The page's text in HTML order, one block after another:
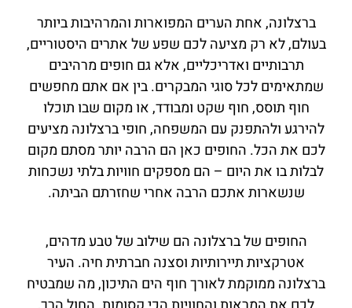
ברצלונה, אחת הערים המפוארות והמרהיבות ביותר
בעולם, לא רק מציעה לכם שפע של אתרים היסטוריים,
תרבותיים ואדריכליים, אלא גם חופים מרהיבים
שמתאימים לכל סוגי המבקרים. בין אם אתם מחפשים
חוף תוסס, חוף שקט ומבודד, או מקום שבו תוכלו
להירגע ולהתפנק עם המשפחה, חופי ברצלונה מציעים
לכם את הכל. החופים כאן הם הרבה יותר מסתם מקום
לבלות בו את היום – הם מספקים חוויות בלתי נשכחות
שנשארות אתכם הרבה אחרי שחזרתם הביתה.
החופים של ברצלונה הם שילוב של טבע מדהים,
אטרקציות תיירותיות וסצנה חברתית חיה. העיר
ברצלונה ממוקמת לאורך חוף הים התיכון, מה שמבטיח